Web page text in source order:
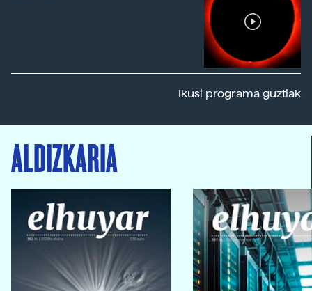
Ikusi programa guztiak
ALDIZKARIA